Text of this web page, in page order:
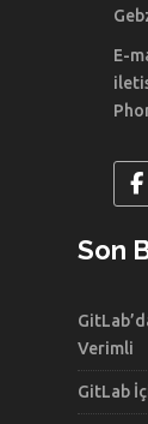
E-
Son
Verimli
GitLab